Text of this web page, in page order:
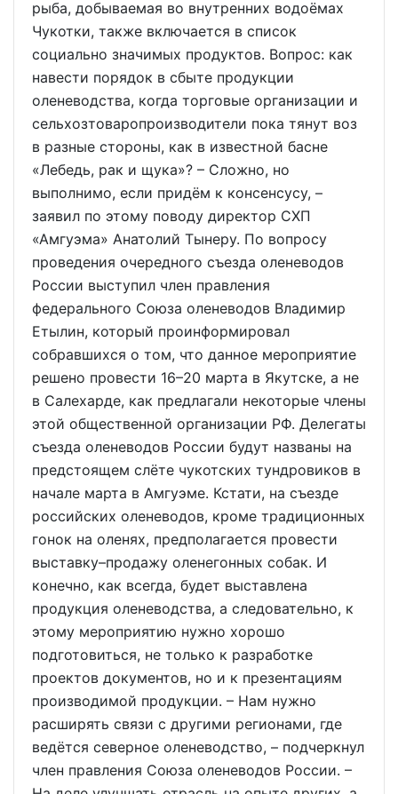
рыба, добываемая во внутренних водоёмах
Чукотки, также включается в список
социально значимых продуктов. Вопрос: как
навести порядок в сбыте продукции
оленеводства, когда торговые организации и
сельхозтоваропроизводители пока тянут воз
в разные стороны, как в известной басне
«Лебедь, рак и щука»? – Сложно, но
выполнимо, если придём к консенсусу, –
заявил по этому поводу директор СХП
«Амгуэма» Анатолий Тынеру. По вопросу
проведения очередного съезда оленеводов
России выступил член правления
федерального Союза оленеводов Владимир
Етылин, который проинформировал
собравшихся о том, что данное мероприятие
решено провести 16–20 марта в Якутске, а не
в Салехарде, как предлагали некоторые члены
этой общественной организации РФ. Делегаты
съезда оленеводов России будут названы на
предстоящем слёте чукотских тундровиков в
начале марта в Амгуэме. Кстати, на съезде
российских оленеводов, кроме традиционных
гонок на оленях, предполагается провести
выставку–продажу оленегонных собак. И
конечно, как всегда, будет выставлена
продукция оленеводства, а следовательно, к
этому мероприятию нужно хорошо
подготовиться, не только к разработке
проектов документов, но и к презентациям
производимой продукции. – Нам нужно
расширять связи с другими регионами, где
ведётся северное оленеводство, – подчеркнул
член правления Союза оленеводов России. –